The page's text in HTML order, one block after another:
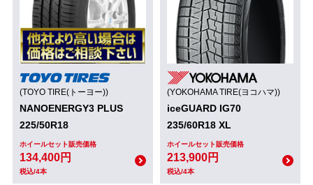
(TOYO TIRE(トーヨー))
NANOENERGY3 PLUS
225/50R18
ホイールセット販売価格
134,400円
税込/4本
(YOKOHAMA TIRE(ヨコハマ))
iceGUARD IG70
235/60R18 XL
ホイールセット販売価格
213,900円
税込/4本